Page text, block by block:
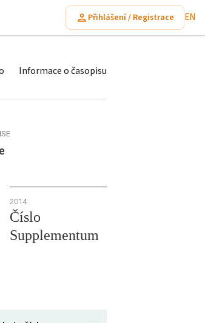
Přihlášení / Registrace EN
Informace o časopisu
2014
Číslo
Supplementum